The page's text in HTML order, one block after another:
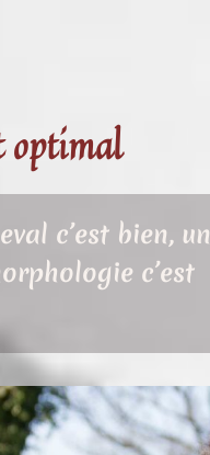
optimal
c’est bien, un
c’est